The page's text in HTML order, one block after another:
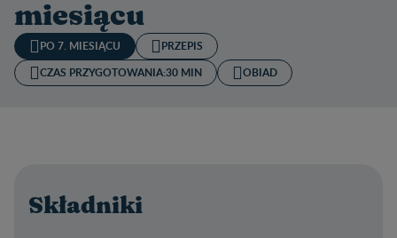
miesiącu
PO 7. MIESIĄCU
PRZEPIS
CZAS PRZYGOTOWANIA:30 MIN OBIAD
Składniki